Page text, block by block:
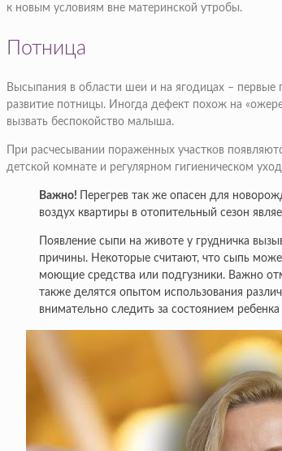
к новым условиям вне материнской утробы.
Потница
Высыпания в области шеи и на ягодицах – первые
развитие потницы. Иногда дефект похож на
вызвать беспокойство малыша.
При расчесывании пораженных участков
детской комнате и регулярном гигиеническом
Важно!
Перегрев так же опасен для
воздух квартиры в отопительный сезон
Появление сыпи на животе у грудничка
причины. Некоторые считают, что сыпь
моющие средства или подгузники. Важно
также делятся опытом использования
внимательно следить за состоянием